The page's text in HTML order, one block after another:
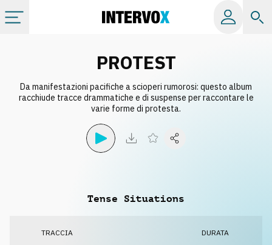
Album
Info
PROTEST
Da manifestazioni pacifiche a scioperi rumorosi: questo album
racchiude tracce drammatiche e di suspense per raccontare le
varie forme di protesta.
Tense Situations
TRACCIA DURATA